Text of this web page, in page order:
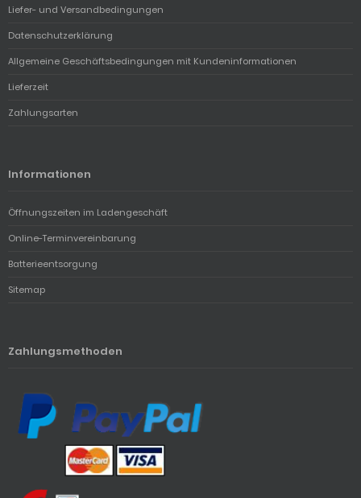
Liefer- und Versandbedingungen
Datenschutzerklärung
Allgemeine Geschäftsbedingungen mit Kundeninformationen
Lieferzeit
Zahlungsarten
Informationen
Öffnungszeiten im Ladengeschäft
Online-Terminvereinbarung
Batterieentsorgung
Sitemap
Zahlungsmethoden